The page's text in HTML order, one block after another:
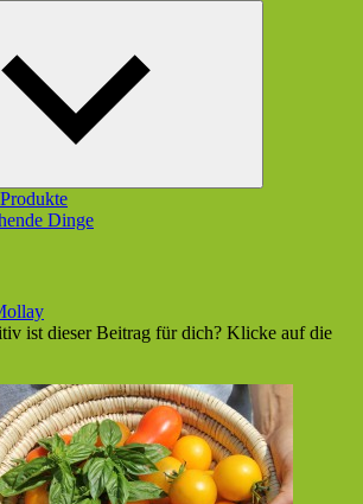
Dinge
ist dieser Beitrag für dich? Klicke auf die